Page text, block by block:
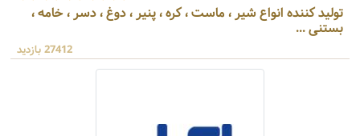
تولید کننده انواع شیر ، ماست ، کره ، پنیر ، دوغ ، دسر ، خامه ،
بستنی ...
27412 بازدید